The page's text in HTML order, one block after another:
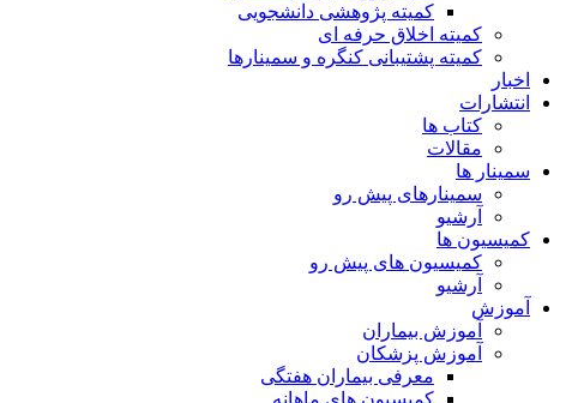
کمیته پژوهشی دانشجویی
کمیته اخلاق حرفه ای
کمیته پشتیبانی کنگره و سمینارها
اخبار
انتشارات
کتاب ها
مقالات
سمینار ها
سمینارهای پیش رو
آرشیو
کمیسیون ها
کمیسیون های پیش رو
آرشیو
آموزش
آموزش بیماران
آموزش پزشکان
معرفی بیماران هفتگی
کمیسیون های ماهانه